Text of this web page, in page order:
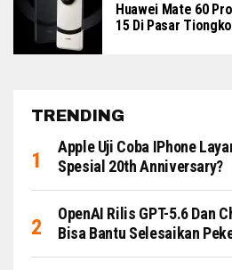
Huawei Mate 60
15 Di Pasar
TRENDING
Apple Uji Coba IPhone
Spesial 20th Anniversary?
OpenAI Rilis GPT-5.6 Dan
Bisa Bantu Selesaikan